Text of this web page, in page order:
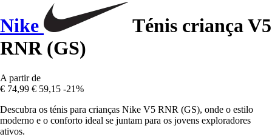
Nike
Ténis criança V5
RNR (GS)
A partir de
€ 74,99 € 59,15 -21%
Descubra os ténis para crianças Nike V5 RNR (GS), onde o estilo
moderno e o conforto ideal se juntam para os jovens exploradores
ativos.